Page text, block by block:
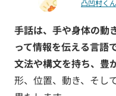
凸凹村く
手話は、手や身体の動
って情報を伝える言語
文法や構文を持ち、豊
形、位置、動き、そし